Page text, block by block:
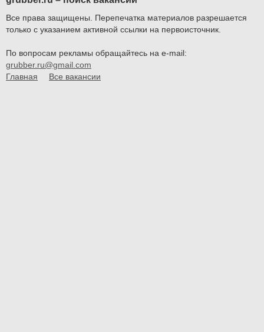
Все права защищены. Перепечатка материалов разрешается
только с указанием активной ссылки на первоисточник.
По вопросам рекламы обращайтесь на e-mail:
grubber.ru@gmail.com
Главная
Все вакансии